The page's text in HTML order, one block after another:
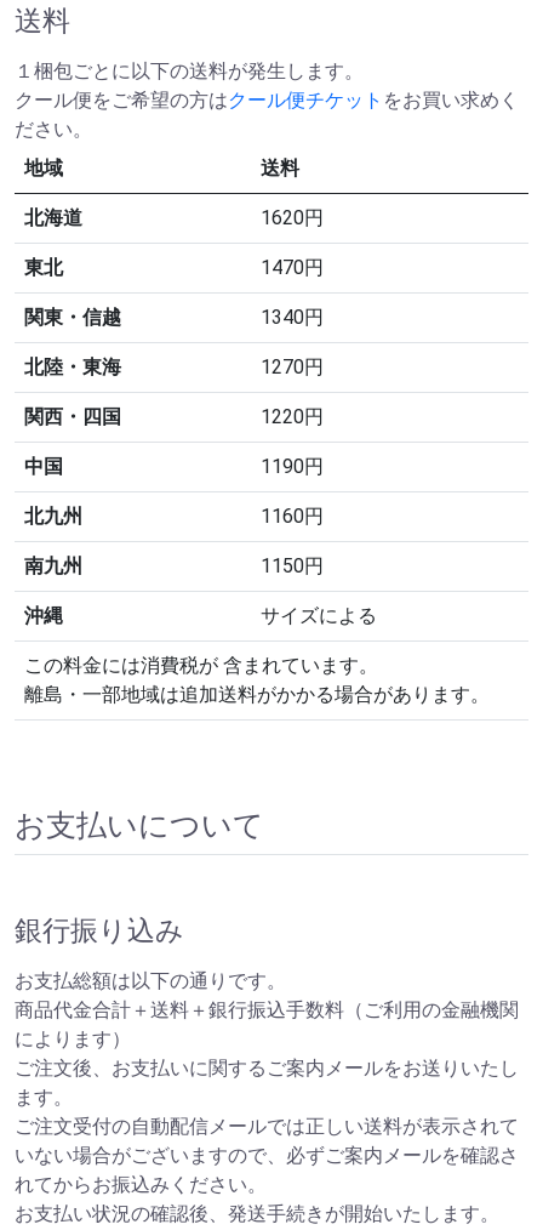
送料
１梱包ごとに以下の送料が発生します。
クール便をご希望の方はクール便チケット をお買い求めく
ださい。
地域
送料
北海道 1620円
東北 1470円
関東・信越 1340円
北陸・東海 1270円
関西・四国 1220円
中国 1190円
北九州 1160円
南九州 1150円
沖縄 サイズによる
この料金には消費税が 含まれています。
離島・一部地域は追加送料がかかる場合があります。
お支払いについて
銀行振り込み
お支払総額は以下の通りです。
商品代金合計＋送料＋銀行振込手数料（ご利用の金融機関
によります）
ご注文後、お支払いに関するご案内メールをお送りいたし
ます。
ご注文受付の自動配信メールでは正しい送料が表示されて
いない場合がございますので、必ずご案内メールを確認さ
れてからお振込みください。
お支払い状況の確認後、発送手続きが開始いたします。